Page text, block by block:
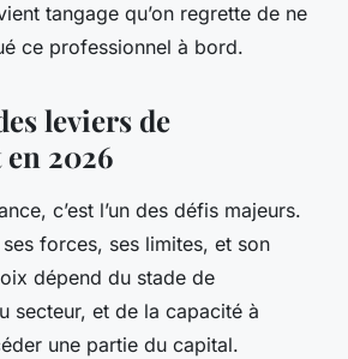
tangage qu’on regrette de ne
ce professionnel à bord.
leviers de
2026
c’est l’un des défis majeurs.
forces, ses limites, et son
dépend du stade de
secteur, et de la capacité à
une partie du capital.